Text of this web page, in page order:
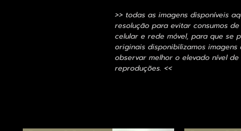
>> todas as imagens disponíveis
resolução para evitar consumos
celular e rede móvel, para que se
originais disponibilizamos
observar melhor o elevado nível
reproduções. <<